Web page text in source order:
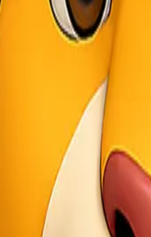
cargo murah Makassar
kebutuhan pelanggan.
Mereka memahami
mendalam mengenai
tracking pengiriman.
Pelanggan
Makassar Samarinda